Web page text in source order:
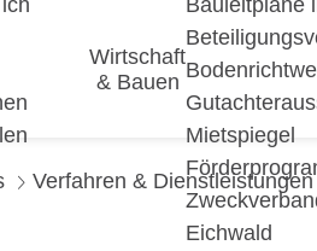
Wirtschaft
& Bauen
Mietspiegel
Eichwald
Verfahren & Dienstleistungen